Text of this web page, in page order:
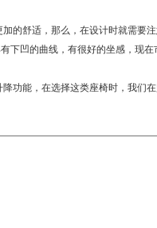
的舒适，那么，在设计时就需要
下凹的曲线，有很好的坐感，现
功能，在选择这类座椅时，我们